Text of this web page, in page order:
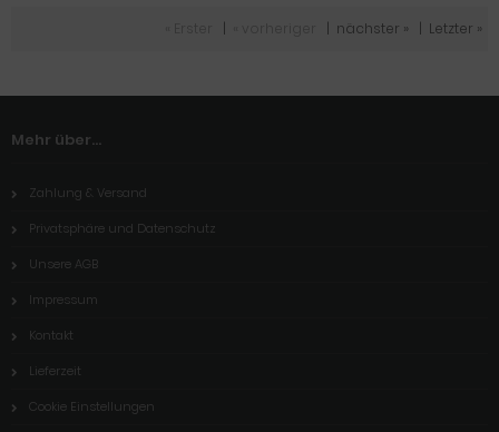
nächster » Letzter »
Mehr über...
Zahlung & Versand
Privatsphäre und Datenschutz
Unsere AGB
Impressum
Kontakt
Lieferzeit
Cookie Einstellungen